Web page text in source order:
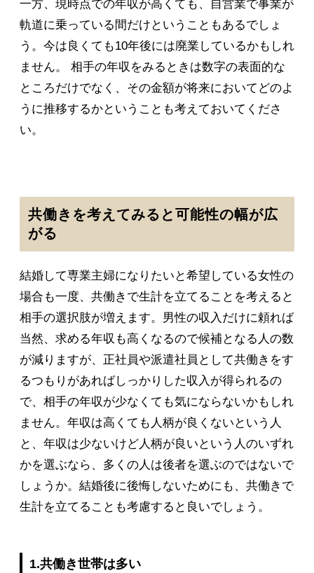
一方、現時点での年収が高くても、自営業で事業が
軌道に乗っている間だけということもあるでしょ
う。今は良くても10年後には廃業しているかもしれ
ません。 相手の年収をみるときは数字の表面的な
ところだけでなく、その金額が将来においてどのよ
うに推移するかということも考えておいてくださ
い。
共働きを考えてみると可能性の幅が広
がる
結婚して専業主婦になりたいと希望している女性の
場合も一度、共働きで生計を立てることを考えると
相手の選択肢が増えます。男性の収入だけに頼れば
当然、求める年収も高くなるので候補となる人の数
が減りますが、正社員や派遣社員として共働きをす
るつもりがあればしっかりした収入が得られるの
で、相手の年収が少なくても気にならないかもしれ
ません。年収は高くても人柄が良くないという人
と、年収は少ないけど人柄が良いという人のいずれ
かを選ぶなら、多くの人は後者を選ぶのではないで
しょうか。結婚後に後悔しないためにも、共働きで
生計を立てることも考慮すると良いでしょう。
1.共働き世帯は多い